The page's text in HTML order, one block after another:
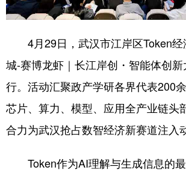
公益 一带一路 亚太网
文化产业
地方频道
北京 天津 河北
辽宁 吉林 上海
浙江 安徽 福建
4月29日，武汉市江岸区Token经
城-赛博龙虾｜长江岸创・智能体创新
行。活动汇聚政产学研各界代表200余
芯片、算力、模型、应用全产业链头
合力为武汉抢占数智经济新赛道注入
Token作为AI理解与生成信息的